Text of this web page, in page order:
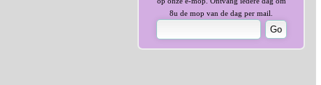
8u de mop van de dag per mail.